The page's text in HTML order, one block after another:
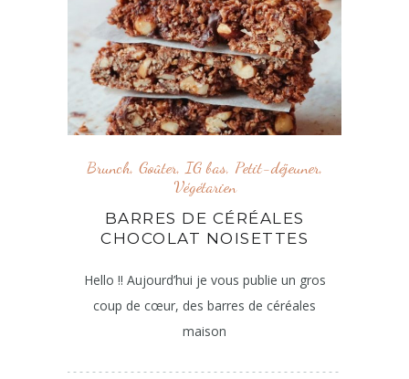
Brunch, Goûter, IG bas, Petit-déjeuner,
Végétarien
BARRES DE CÉRÉALES
CHOCOLAT NOISETTES
Hello !! Aujourd’hui je vous publie un gros
coup de cœur, des barres de céréales
maison